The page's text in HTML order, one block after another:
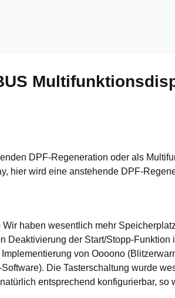
DPF-Regeneration oder als
hier wird eine anstehende DPF-
haben wesentlich mehr
der Start/Stopp-
von Oooono
Die Tasterschaltung wurde
entsprechend konfigurierbar,